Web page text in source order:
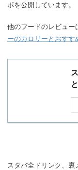
ポを公開しています。
他のフードのレビュー
ーのカロリーとおすす
スタバ全ドリンク、裏